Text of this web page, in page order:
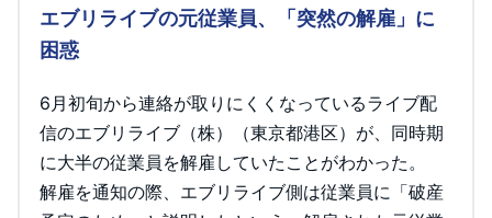
エブリライブの元従業員、「突然の解雇」に
困惑
6月初旬から連絡が取りにくくなっているライブ配
信のエブリライブ（株）（東京都港区）が、同時期
に大半の従業員を解雇していたことがわかった。
解雇を通知の際、エブリライブ側は従業員に「破産